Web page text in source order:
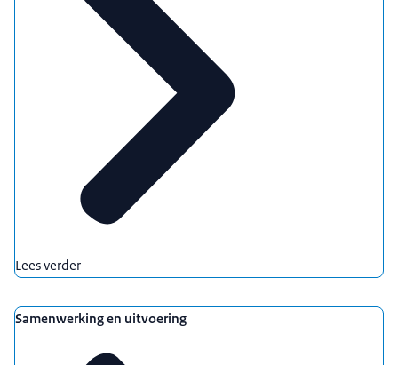
Lees verder
Samenwerking en uitvoering